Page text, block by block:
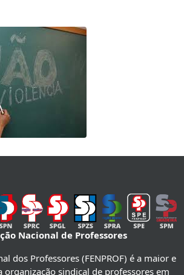
Nacional de Professores
dos Professores (FENPROF) é a maior e
organização sindical de professores em